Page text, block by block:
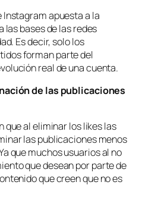
Instagram apuesta a la
las bases de las redes
Es decir, solo los
forman parte del
real de una cuenta.
de las publicaciones
que al eliminar los likes las
las publicaciones menos
que muchos usuarios al no
que desean por parte de
que creen que no es